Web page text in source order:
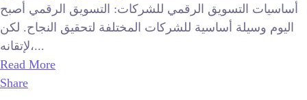
أساسيات التسويق الرقمي للشركات: التسويق الرقمي أصبح
اليوم وسيلة أساسية للشركات المختلفة لتحقيق النجاح. لكن
لإتقانه،...
Read More
Share